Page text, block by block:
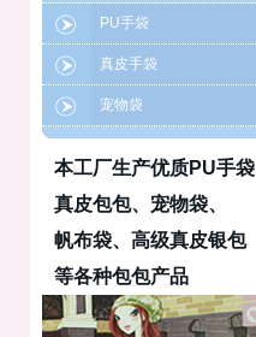
PU手袋
真皮手袋
宠物袋
本工厂生产优质PU手袋
真皮包包、宠物袋、
帆布袋、高级真皮银包
等各种包包产品